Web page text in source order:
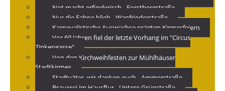
Not macht erfinderisch - Forstbergstraße
Nur die Fahne blieb - Wanfriederstraße
Karnevalistische Auswüchse prägten Kirmesfeiern
Vor 60 Jahren fiel der letzte Vorhang im "Circus
Zinkengasse"
Von den Kirchweihfesten zur Mühlhäuser
Stadtkirmes
Stadtväter, wir danken euch - Ammerstraße
Brauerei im Hausflur - Untere Grünstraße